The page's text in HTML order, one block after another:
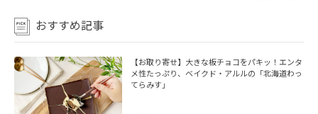
おすすめ記事
【お取り寄せ】大きな板チョコをパキッ！エンタ
メ性たっぷり、ベイクド・アルルの「北海道わっ
てらみす」